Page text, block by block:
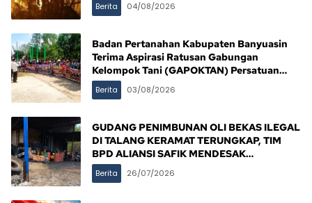
Berita 04/08/2026
Badan Pertanahan Kabupaten Banyuasin
Terima Aspirasi Ratusan Gabungan
Kelompok Tani (GAPOKTAN) Persatuan
Masyarakat Rimba Asam
Berita 03/08/2026
GUDANG PENIMBUNAN OLI BEKAS ILEGAL
DI TALANG KERAMAT TERUNGKAP, TIM
BPD ALIANSI SAFIK MENDESAK
PENINDAKAN TEGAS PEMERINTAH
BANYUASIN
Berita 26/07/2026